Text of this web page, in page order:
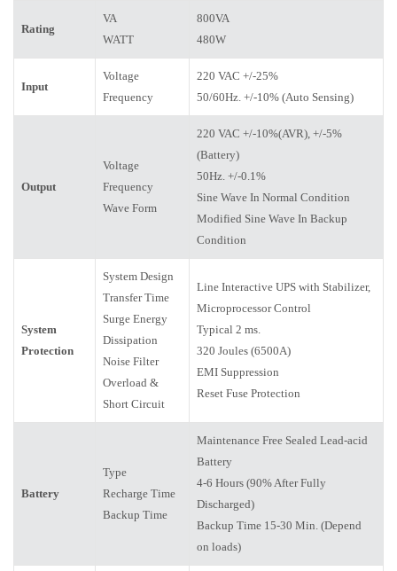
Rating
VA
WATT
800VA
480W
Input
Voltage
Frequency
220 VAC +/-25%
50/60Hz. +/-10% (Auto Sensing)
Output
Voltage
Frequency
Wave Form
220 VAC +/-10%(AVR), +/-5%
(Battery)
50Hz. +/-0.1%
Sine Wave In Normal Condition
Modified Sine Wave In Backup
Condition
System
Protection
System Design
Transfer Time
Surge Energy
Dissipation
Noise Filter
Overload &
Short Circuit
Line Interactive UPS with Stabilizer,
Microprocessor Control
Typical 2 ms.
320 Joules (6500A)
EMI Suppression
Reset Fuse Protection
Battery
Type
Recharge Time
Backup Time
Maintenance Free Sealed Lead-acid
Battery
4-6 Hours (90% After Fully
Discharged)
Backup Time 15-30 Min. (Depend
on loads)